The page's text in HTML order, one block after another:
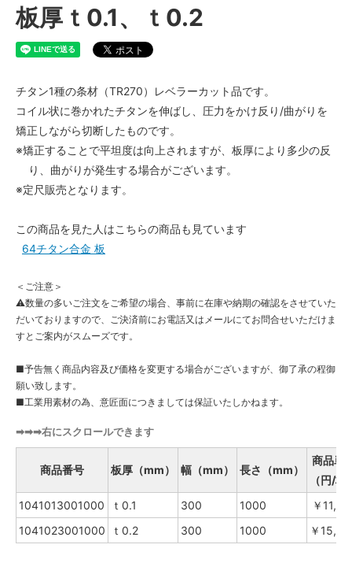
板厚ｔ0.1、ｔ0.2
チタン1種の条材（TR270）レベラーカット品です。
コイル状に巻かれたチタンを伸ばし、圧力をかけ反り/曲がりを
矯正しながら切断したものです。
※矯正することで平坦度は向上されますが、板厚により多少の反
り、曲がりが発生する場合がございます。
※定尺販売となります。
この商品を見た人はこちらの商品も見ています
64チタン合金 板
＜ご注意＞
⚠数量の多いご注文をご希望の場合、事前に在庫や納期の確認をさせていた
だいておりますので、ご決済前にお電話又はメールにてお問合せいただけま
すとご案内がスムーズです。
■予告無く商品内容及び価格を変更する場合がございますが、御了承の程御
願い致します。
■工業用素材の為、意匠面につきましては保証いたしかねます。
➡➡➡右にスクロールできます
商品番号 板厚（mm） 幅（mm） 長さ（mm）
商品単
（円/枚
1041013001000
ｔ0.1 300 1000
￥
1041023001000
ｔ0.2 300 1000 ￥